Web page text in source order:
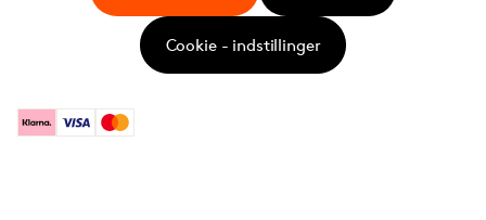
KlarnaVisa Mastercard
Cookie - indstillinger